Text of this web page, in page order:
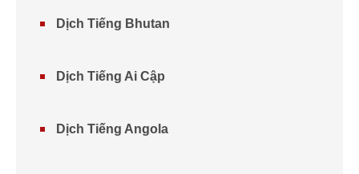
Dịch Tiếng Bhutan
Dịch Tiếng Ai Cập
Dịch Tiếng Angola